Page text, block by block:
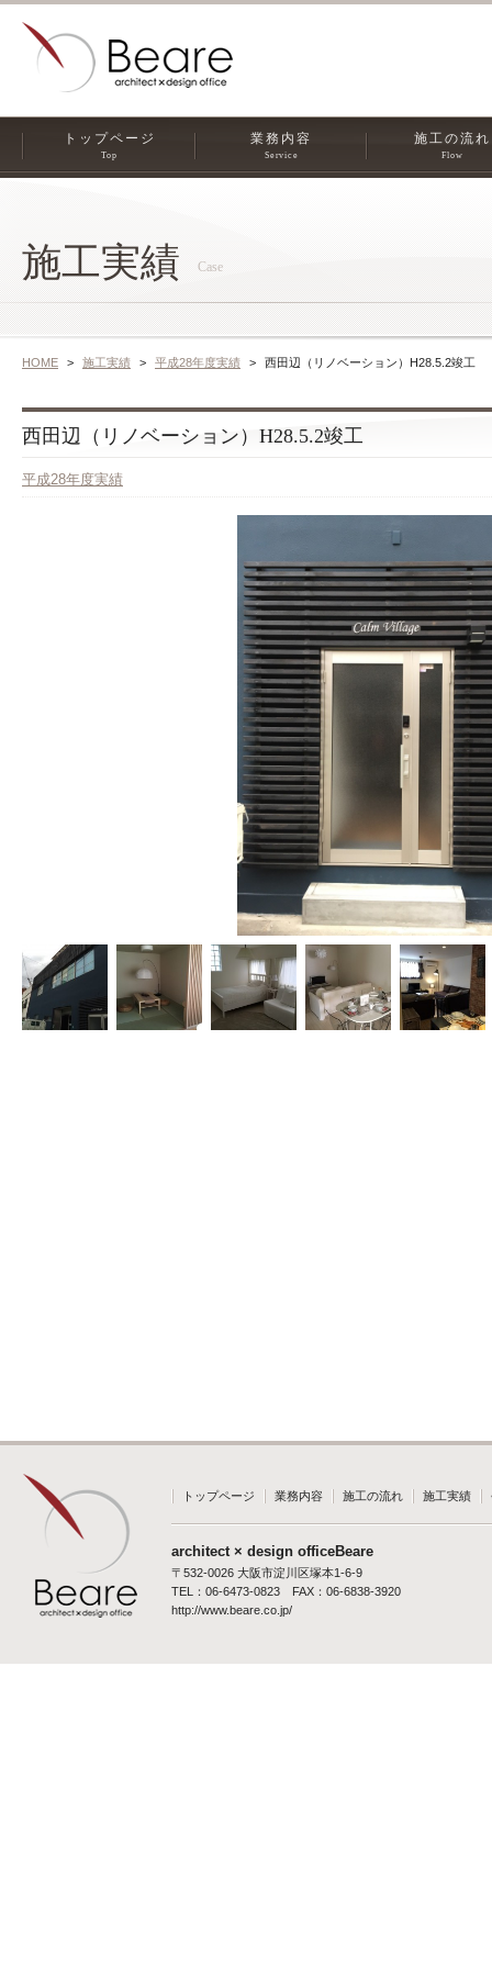
トップページ
Top
業務内容
Service
施工の流れ
Flow
施工実績 Case
HOME 施工実績 平成28年度実績 西田辺（リノベーション）H28.5.2竣工
西田辺（リノベーション）H28.5.2竣工
平成28年度実績
トップページ 業務内容 施工の流れ 施工実績
architect × design officeBeare
〒532-0026 大阪市淀川区塚本1-6-9
TEL：06-6473-0823 FAX：06-6838-3920
http://www.beare.co.jp/